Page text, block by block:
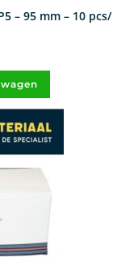
– 95 mm – 10 pcs/